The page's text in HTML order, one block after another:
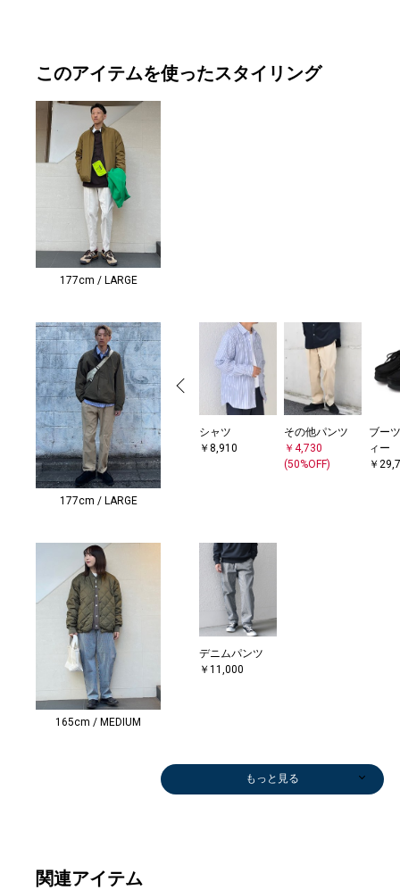
このアイテムを使ったスタイリング
177cm / LARGE
177cm / LARGE
シャツ
￥8,910
その他パンツ
￥4,730
(50%OFF)
ブー
ィー
￥
165cm / MEDIUM
デニムパンツ
￥11,000
もっと見る
関連アイテム